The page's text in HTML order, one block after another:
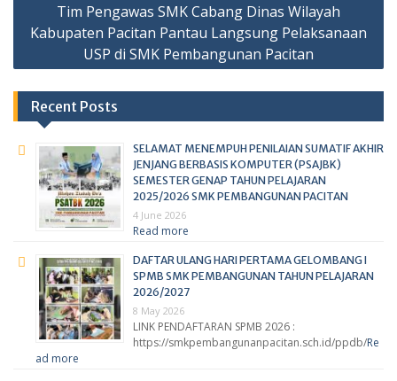
Tim Pengawas SMK Cabang Dinas Wilayah
Kabupaten Pacitan Pantau Langsung Pelaksanaan
USP di SMK Pembangunan Pacitan
Recent Posts
SELAMAT MENEMPUH PENILAIAN SUMATIF AKHIR
JENJANG BERBASIS KOMPUTER (PSAJBK)
SEMESTER GENAP TAHUN PELAJARAN
2025/2026 SMK PEMBANGUNAN PACITAN
4 June 2026
Read more
DAFTAR ULANG HARI PERTAMA GELOMBANG I
SPMB SMK PEMBANGUNAN TAHUN PELAJARAN
2026/2027
8 May 2026
LINK PENDAFTARAN SPMB 2026 :
https://smkpembangunanpacitan.sch.id/ppdb/Re
ad more